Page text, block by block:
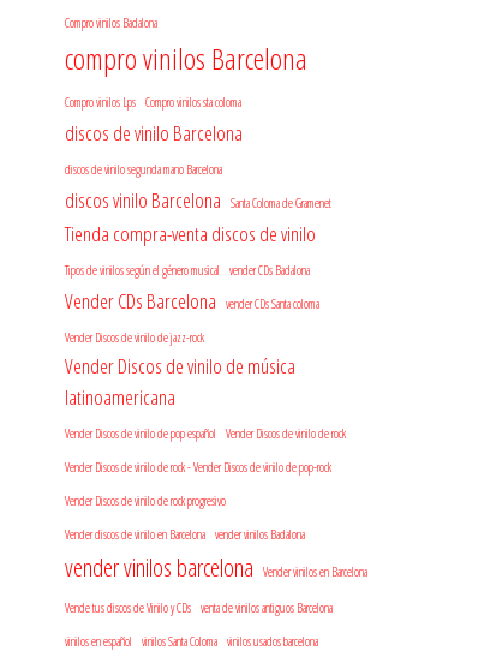
Compro vinilos Badalona
compro vinilos Barcelona
Compro vinilos Lps Compro vinilos sta coloma
discos de vinilo Barcelona
discos de vinilo segunda mano Barcelona
discos vinilo Barcelona Santa Coloma de Gramenet
Tienda compra-venta discos de vinilo
Tipos de vinilos según el género musical vender CDs Badalona
Vender CDs Barcelona
vender CDs Santa coloma
Vender Discos de vinilo de jazz-rock
Vender Discos de vinilo de música
latinoamericana
Vender Discos de vinilo de pop español
Vender Discos de vinilo de rock
Vender Discos de vinilo de rock - Vender Discos de vinilo de pop-rock
Vender Discos de vinilo de rock progresivo
Vender discos de vinilo en Barcelona
vender vinilos Badalona
vender vinilos barcelona Vender vinilos en Barcelona
Vende tus discos de Vinilo y CDs
venta de vinilos antiguos Barcelona
vinilos en español
vinilos Santa Coloma vinilos usados barcelona